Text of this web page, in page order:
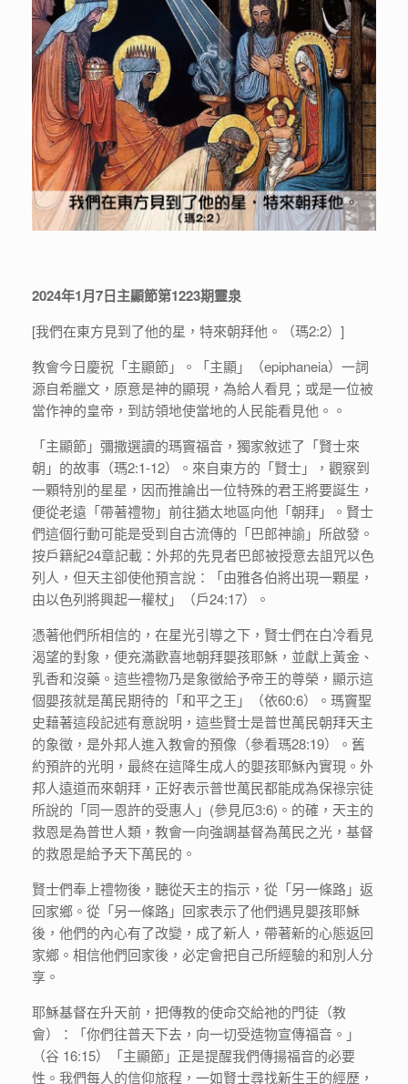
2024年1月7日主顯節第1223期靈泉
[我們在東方見到了他的星，特來朝拜他。（瑪2:2）]
教會今日慶祝「主顯節」。「主顯」（epiphaneia）一詞
源自希臘文，原意是神的顯現，為給人看見；或是一位被
當作神的皇帝，到訪領地使當地的人民能看見他。。
「主顯節」彌撒選讀的瑪竇福音，獨家敘述了「賢士來
朝」的故事（瑪2:1-12）。來自東方的「賢士」，觀察到
一顆特別的星星，因而推論出一位特殊的君王將要誕生，
便從老遠「帶著禮物」前往猶太地區向他「朝拜」。賢士
們這個行動可能是受到自古流傳的「巴郎神諭」所啟發。
按戶籍紀24章記載：外邦的先見者巴郎被授意去詛咒以色
列人，但天主卻使他預言說：「由雅各伯將出現一顆星，
由以色列將興起一權杖」（戶24:17）。
憑著他們所相信的，在星光引導之下，賢士們在白冷看見
渴望的對象，便充滿歡喜地朝拜嬰孩耶穌，並獻上黃金、
乳香和沒藥。這些禮物乃是象徵給予帝王的尊榮，顯示這
個嬰孩就是萬民期待的「和平之王」（依60:6）。瑪竇聖
史藉著這段記述有意說明，這些賢士是普世萬民朝拜天主
的象徵，是外邦人進入教會的預像（參看瑪28:19）。舊
約預許的光明，最終在這降生成人的嬰孩耶穌內實現。外
邦人遠道而來朝拜，正好表示普世萬民都能成為保祿宗徒
所說的「同一恩許的受惠人」(參見厄3:6)。的確，天主的
救恩是為普世人類，教會一向強調基督為萬民之光，基督
的救恩是給予天下萬民的。
賢士們奉上禮物後，聽從天主的指示，從「另一條路」返
回家鄉。從「另一條路」回家表示了他們遇見嬰孩耶穌
後，他們的內心有了改變，成了新人，帶著新的心態返回
家鄉。相信他們回家後，必定會把自己所經驗的和別人分
享。
耶穌基督在升天前，把傳教的使命交給祂的門徒（教
會）：「你們往普天下去，向一切受造物宣傳福音。」
（谷 16:15）「主顯節」正是提醒我們傳揚福音的必要
性。我們每人的信仰旅程，一如賢士尋找新生王的經歷，